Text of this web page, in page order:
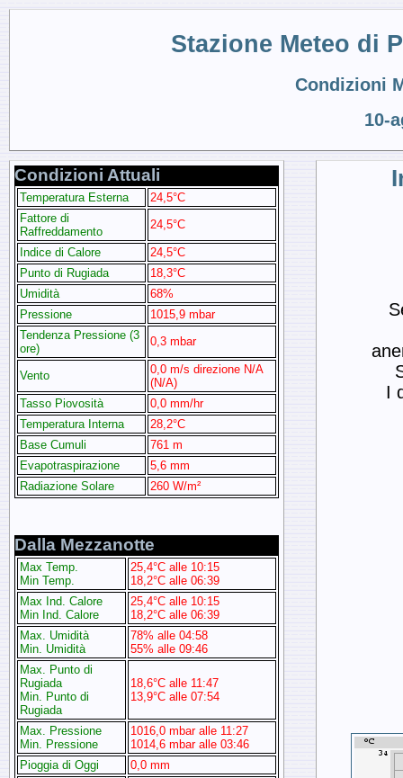
Stazione Meteo di
Condizioni
10-
Condizioni Attuali
Temperatura Esterna
24,5°C
Fattore di
Raffreddamento
24,5°C
Indice di Calore
24,5°C
Punto di Rugiada
18,3°C
Umidità
68%
Pressione
1015,9 mbar
Tendenza Pressione (3
ore)
0,3 mbar
Vento
0,0 m/s direzione N/A
(N/A)
Tasso Piovosità
0,0 mm/hr
Temperatura Interna
28,2°C
Base Cumuli
761 m
Evapotraspirazione
5,6 mm
Radiazione Solare
260 W/m²
Dalla Mezzanotte
Max Temp.
Min Temp.
25,4°C alle 10:15
18,2°C alle 06:39
Max Ind. Calore
Min Ind. Calore
25,4°C alle 10:15
18,2°C alle 06:39
Max. Umidità
Min. Umidità
78% alle 04:58
55% alle 09:46
Max. Punto di
Rugiada
Min. Punto di
Rugiada
18,6°C alle 11:47
13,9°C alle 07:54
Max. Pressione
Min. Pressione
1016,0 mbar alle 11:27
1014,6 mbar alle 03:46
Pioggia di Oggi
0,0 mm
I